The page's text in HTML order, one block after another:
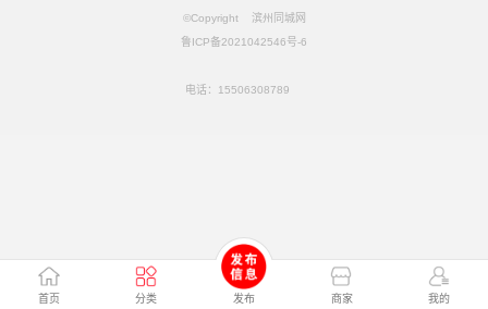
首页 分类 发布 商家 我的
©Copyright 滨州同城网
鲁ICP备2021042546号-6
电话： 15506308789